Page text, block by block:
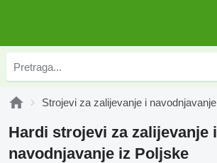
Strojevi za zaliјеvanje i navodnjavanje
Hardi strojevi za zaliјеvanje i
navodnjavanje iz Poljske